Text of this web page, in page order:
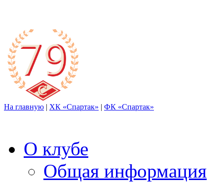
На главную | ХК «Спартак» | ФК «Спартак»
О клубе
Общая информация